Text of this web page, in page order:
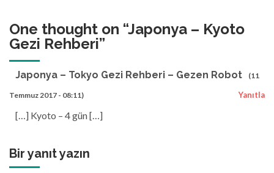
One thought on “Japonya – Kyoto
Gezi Rehberi”
Japonya – Tokyo Gezi Rehberi – Gezen Robot (11
Temmuz 2017 - 08:11) Yanıtla
[…] Kyoto – 4 gün […]
Bir yanıt yazın